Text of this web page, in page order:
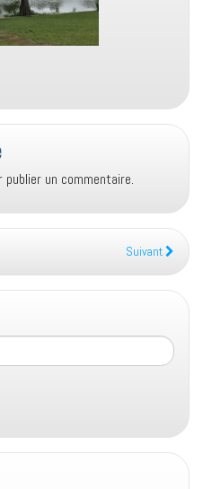
publier un commentaire.
Suivant